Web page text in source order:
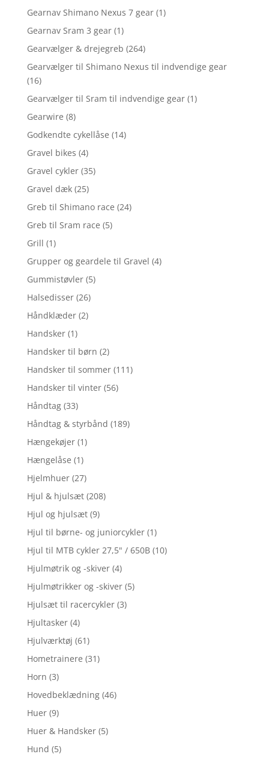
Gearnav Shimano Nexus 7 gear (1)
Gearnav Sram 3 gear (1)
Gearvælger & drejegreb (264)
Gearvælger til Shimano Nexus til indvendige gear
(16)
Gearvælger til Sram til indvendige gear (1)
Gearwire (8)
Godkendte cykellåse (14)
Gravel bikes (4)
Gravel cykler (35)
Gravel dæk (25)
Greb til Shimano race (24)
Greb til Sram race (5)
Grill (1)
Grupper og geardele til Gravel (4)
Gummistøvler (5)
Halsedisser (26)
Håndklæder (2)
Handsker (1)
Handsker til børn (2)
Handsker til sommer (111)
Handsker til vinter (56)
Håndtag (33)
Håndtag & styrbånd (189)
Hængekøjer (1)
Hængelåse (1)
Hjelmhuer (27)
Hjul & hjulsæt (208)
Hjul og hjulsæt (9)
Hjul til børne- og juniorcykler (1)
Hjul til MTB cykler 27,5" / 650B (10)
Hjulmøtrik og -skiver (4)
Hjulmøtrikker og -skiver (5)
Hjulsæt til racercykler (3)
Hjultasker (4)
Hjulværktøj (61)
Hometrainere (31)
Horn (3)
Hovedbeklædning (46)
Huer (9)
Huer & Handsker (5)
Hund (5)